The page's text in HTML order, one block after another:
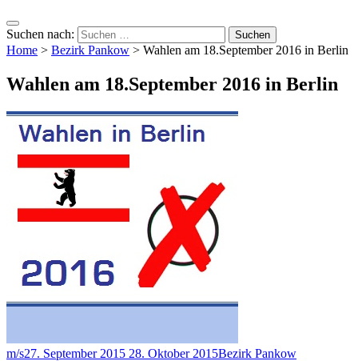
Suchen nach:
Home > Bezirk Pankow > Wahlen am 18.September 2016 in Berlin
Wahlen am 18.September 2016 in Berlin
m/s27. September 2015 28. Oktober 2015Bezirk Pankow